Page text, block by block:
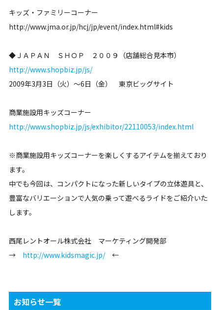
キッズ・ファミリーコーナー
http://www.jma.or.jp/hcj/jp/event/index.html#kids
◆ＪＡＰＡＮ ＳＨＯＰ ２００９（店舗総合見本市）
http://www.shopbiz.jp/js/
2009年3月3日（火）～6日（金） 東京ビッグサイト
商業施設用キッズコーナー
http://www.shopbiz.jp/js/exhibitor/22110053/index.html
※商業施設用キッズコーナーを楽しくするアイテムを揃えており
ます。
中でも今回は、コンパクトになった新しいタイプの立体遊具と、
豊富なバリエーションで人気の乗って遊べるライドをご紹介いた
します。
西尾レントオール株式会社 マーケティング開発部
→ http://www.kidsmagic.jp/←
お知らせ一覧